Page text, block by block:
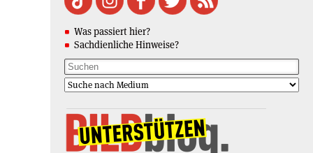
Was passiert hier?
Sachdienliche Hinweise?